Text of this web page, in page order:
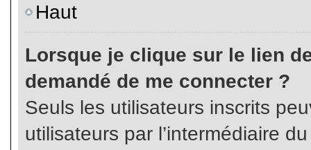
Haut
Lorsque je clique sur le lien
demandé de me connecter ?
Seuls les utilisateurs inscrits
utilisateurs par l’intermédiaire